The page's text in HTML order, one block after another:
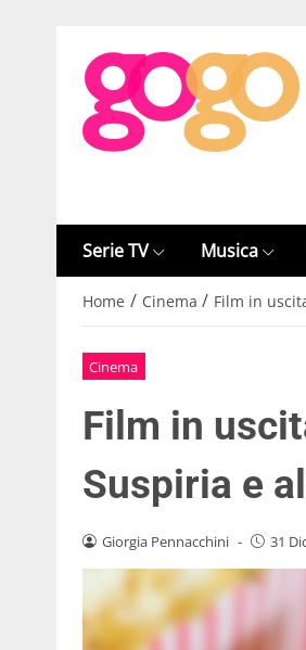
Serie TV Musica
Home / Cinema / Film in
Cinema
Film in
Suspiria e
Giorgia Pennacchini - 31